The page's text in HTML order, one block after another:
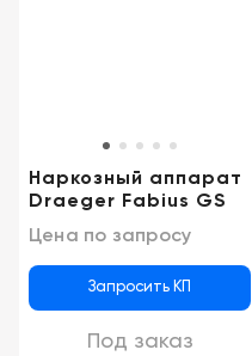
Наркозный аппарат
Draeger Fabius GS
Цена по запросу
Запросить КП
Под заказ